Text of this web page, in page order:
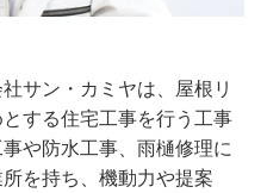
サン・カミヤは、屋根リ
する住宅工事を行う工事
や防水工事、雨樋修理に
を持ち、機動力や提案